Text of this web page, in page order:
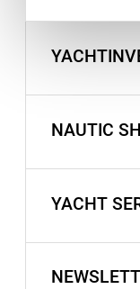
NAUTIC
YACHT
eines
verarbeiteten